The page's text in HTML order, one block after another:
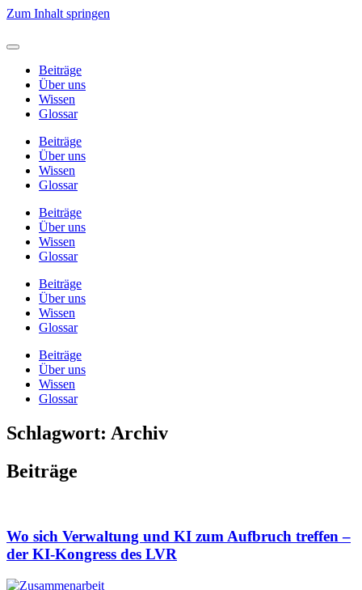
Zum Inhalt springen
Beiträge
Über uns
Wissen
Glossar
Beiträge
Über uns
Wissen
Glossar
Beiträge
Über uns
Wissen
Glossar
Beiträge
Über uns
Wissen
Glossar
Beiträge
Über uns
Wissen
Glossar
Schlagwort: Archiv
Beiträge
Wo sich Verwaltung und KI zum Aufbruch treffen –
der KI-Kongress des LVR